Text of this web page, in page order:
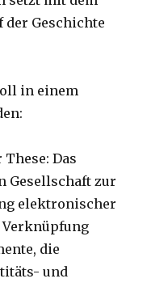
der Geschichte
in einem
Das
Gesellschaft zur
elektronischer
Verknüpfung
die
und